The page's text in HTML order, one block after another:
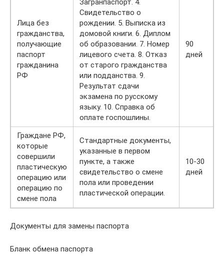
Лица без
гражданства,
получающие
паспорт
гражданина
РФ
Загранпаспорт. 4.
Свидетельство о
рождении. 5. Выписка из
домовой книги. 6. Диплом
об образовании. 7. Номер
лицевого счета. 8. Отказ
от старого гражданства
или подданства. 9.
Результат сдачи
экзамена по русскому
языку. 10. Справка об
оплате госпошлины.
90
дней
Граждане РФ,
которые
совершили
пластическую
операцию или
операцию по
смене пола
Стандартные документы,
указанные в первом
пункте, а также
свидетельство о смене
пола или проведении
пластической операции.
10-30
дней
Документы для замены паспорта
Бланк обмена паспорта